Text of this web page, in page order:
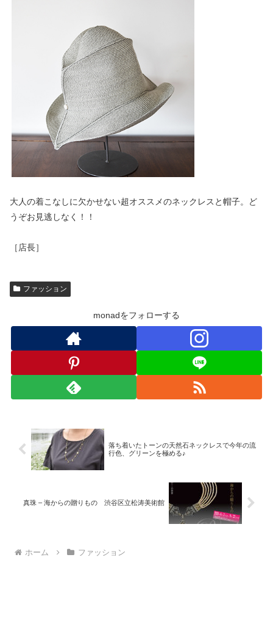
大人の着こなしに欠かせない超オススメのネックレスと帽子。ど
うぞお見逃しなく！！
［店長］
ファッション
monadをフォローする
落ち着いたトーンの天然石ネックレスで今年の流
行色、グリーンを極める♪
真珠 – 海からの贈りもの 渋谷区立松涛美術館
ホーム ファッション